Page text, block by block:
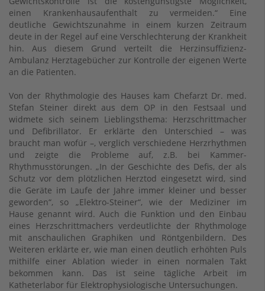
einen Krankenhausaufenthalt zu vermeiden.“ Eine
deutliche Gewichtszunahme in einem kurzen Zeitraum
deute in der Regel auf eine Verschlechterung der Krankheit
hin. Aus diesem Grund verteilt die Herzinsuffizienz-
Ambulanz Herztagebücher zur Kontrolle der eigenen Werte
an die Patienten.
Von der Rhythmologie des Hauses kam Chefarzt Dr. med.
Stefan Steiner direkt aus dem OP in den Festsaal und
widmete sich seinem Lieblingsthema: Herzschrittmacher
und Defibrillator. Er erklärte den Unterschied – was
braucht man wofür –, verglich verschiedene Herzrhythmen
und zeigte die Probleme auf, z.B. bei Kammer-
Rhythmusstörungen. „In der Geschichte des Defis, der als
Schutz vor dem plötzlichen Herztod eingesetzt wird, sind
die Geräte im Laufe der Jahre immer kleiner und besser
geworden“, so „Elektro-Steiner“, wie der Mediziner im
Hause genannt wird. Auch die Funktion und den Einbau
eines Herzschrittmachers verdeutlichte der Rhythmologe
mit anschaulichen Graphiken und Röntgenbildern. Des
Weiteren erklärte er, wie man einen deutlich erhöhten Puls
mithilfe einer Ablation wieder in einen normalen Takt
bekommen kann. Das ist seine tägliche Arbeit im
Katheterlabor für Elektrophysiologische Untersuchungen.